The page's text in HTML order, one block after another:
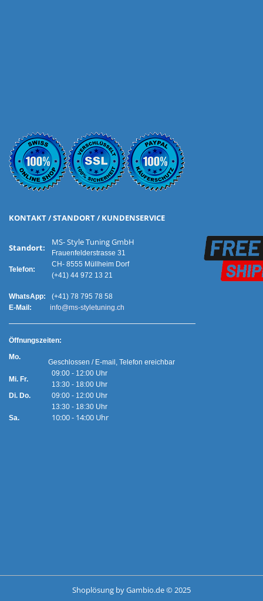
KONTAKT / STANDORT / KUNDENSERVICE
Standort:
Telefon:
MS- Style Tuning GmbH
Frauenfelderstrasse 31
CH- 8555 Müllheim Dorf
(+41) 44 972 13 21
WhatsApp:
(+41) 78 795 78 58
E-Mail:
info@ms-styletuning.ch
Öffnungszeiten:
Mo.
Mi. Fr.
Geschlossen / E-mail, Telefon ereichbar
09:00 - 12:00 Uhr
13:30 - 18:00 Uhr
Di. Do.
Sa.
09:00 - 12:00 Uhr
13:30 - 18:30 Uhr
10:00 - 14:00 Uhr
Shoplösung by Gambio.de © 2025